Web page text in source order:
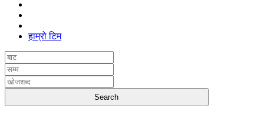
हाम्रो टिम